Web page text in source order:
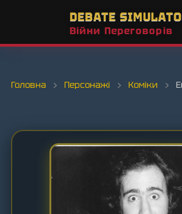
DEBATE
Війни Переговорів
Головна › Персонажі › Коміки ›